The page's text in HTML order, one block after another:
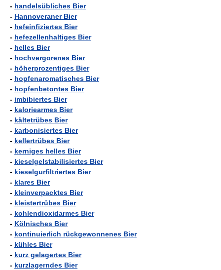
- handelsübliches Bier
- Hannoveraner Bier
- hefeinfiziertes Bier
- hefezellenhaltiges Bier
- helles Bier
- hochvergorenes Bier
- höherprozentiges Bier
- hopfenaromatisches Bier
- hopfenbetontes Bier
- imbibiertes Bier
- kaloriearmes Bier
- kältetrübes Bier
- karbonisiertes Bier
- kellertrübes Bier
- kerniges helles Bier
- kieselgelstabilisiertes Bier
- kieselgurfiltriertes Bier
- klares Bier
- kleinverpacktes Bier
- kleistertrübes Bier
- kohlendioxidarmes Bier
- Kölnisches Bier
- kontinuierlich rückgewonnenes Bier
- kühles Bier
- kurz gelagertes Bier
- kurzlagerndes Bier